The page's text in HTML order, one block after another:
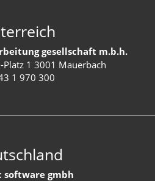
gesellschaft m.b.h.
Platz 1 3001 Mauerbach
1 970 300
software gmbh